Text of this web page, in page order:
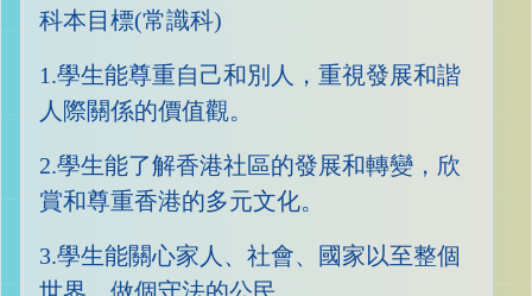
科本目標(常識科)
1.學生能尊重自己和別人，重視發展和諧
人際關係的價值觀。
2.學生能了解香港社區的發展和轉變，欣
賞和尊重香港的多元文化。
3.學生能關心家人、社會、國家以至整個